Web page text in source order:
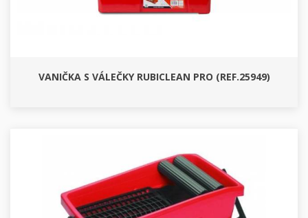
VANIČKA S VÁLEČKY RUBICLEAN PRO (REF.25949)